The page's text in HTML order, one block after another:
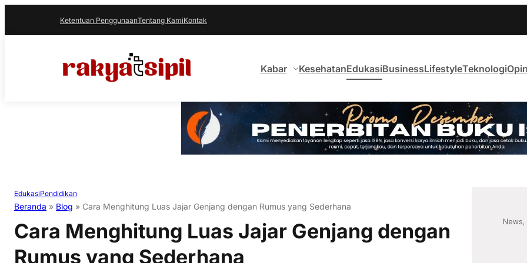
Ketentuan PenggunaanTentang KamiKontak
Kabar KesehatanEdukasiBusinessLifestyleTeknologi
EdukasiPendidikan
Beranda » Blog » Cara Menghitung Luas Jajar Genjang dengan Rumus yang Sederhana
Cara Menghitung Luas Jajar Genjang dengan
Rumus yang Sederhana